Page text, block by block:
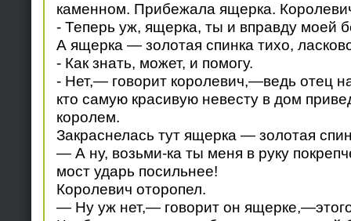
каменном. Прибежала ящерка.
- Теперь уж, ящерка, ты и вправду моей
А ящерка — золотая спинка тихо,
- Как знать, может, и помогу.
- Нет,— говорит королевич,—ведь отец
кто самую красивую невесту в дом
королем.
Закраснелась тут ящерка — золотая
— А ну, возьми-ка ты меня в руку
мост ударь посильнее!
Королевич оторопел.
— Ну уж нет,— говорит он